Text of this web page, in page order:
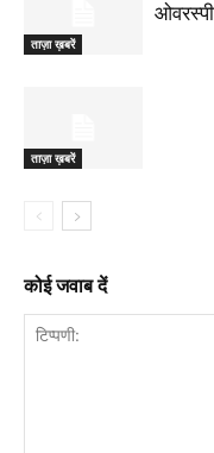
ताज़ा ख़बरें
ताज़ा ख़बरें
कोई जवाब दें